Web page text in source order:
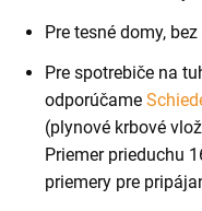
Pre tesné domy,
Pre spotrebiče na
odporúčame
(plynové krbové
Priemer prieduchu
priemery pre